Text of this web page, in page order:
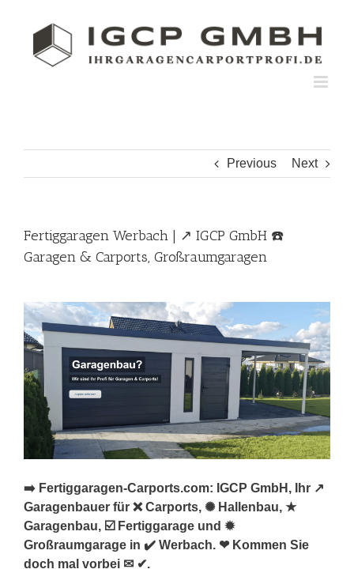
Previous Next
Fertiggaragen Werbach | ↗️ IGCP GmbH ☎️
Garagen & Carports, Großraumgaragen
➡️ Fertiggaragen-Carports.com: IGCP GmbH, Ihr ↗️
Garagenbauer für ❌ Carports, ✺ Hallenbau, ★
Garagenbau, ☑️ Fertiggarage und ✹
Großraumgarage in ✔️ Werbach. ❤ Kommen Sie
doch mal vorbei ✉ ✔.